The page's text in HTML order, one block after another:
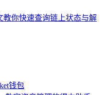
教你快速查询链上状态与解
钱包